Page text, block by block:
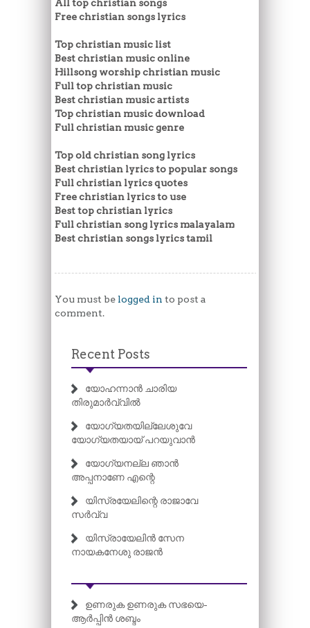
All top christian songs
Free christian songs lyrics
Top christian music list
Best christian music online
Hillsong worship christian music
Full top christian music
Best christian music artists
Top christian music download
Full christian music genre
Top old christian song lyrics
Best christian lyrics to popular songs
Full christian lyrics quotes
Free christian lyrics to use
Best top christian lyrics
Full christian song lyrics malayalam
Best christian songs lyrics tamil
You must be logged in to post a
comment.
Recent Posts
യോഹന്നാൻ ചാരിയ
തിരുമാർവ്വിൽ
യോഗ്യതയില്ലേശുവേ
യോഗ്യതയായ് പറയുവാൻ
യോഗ്യനല്ല ഞാൻ
അപ്പനാണേ എന്റെ
യിസ്രയേലിന്റെ രാജാവേ
സർവ്വ
യിസ്രായേലിൻ സേന
നായകനേശു രാജൻ
ഉണരുക ഉണരുക സഭയെ-
ആർപ്പിൻ ശബ്ദം